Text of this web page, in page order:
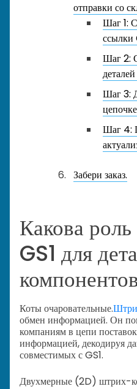
отправки со
Шаг 1:
ссылки
Шаг 2:
Шаг 3:
Шаг 4:
Забери заказ.
Какова
GS1 для
Коты очаровательные.
обмен информацией. Он
компаниям в цепи
информацией, декодируя
совместимых с GS1.
Двухмерные (2D) штрих-